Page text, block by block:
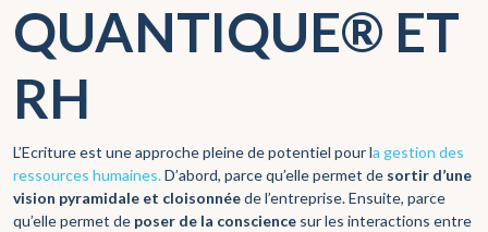
QUANTIQUE® ET
RH
L’Ecriture est une approche pleine de potentiel pour la gestion des
ressources humaines.D’abord, parce qu’elle permet de sortir d’une
vision pyramidale et cloisonnéede l’entreprise. Ensuite, parce
qu’elle permet de poser de la conscience sur les interactions entre